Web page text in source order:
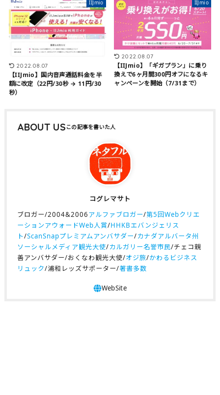
IIJmio
2022.08.07
【IIJmio】国内音声通話料金を半
額に改定（22円/30秒 → 11円/30
秒）
IIJmio
2022.08.07
【IIJmio】「ギガプラン」に乗り
換えで6ヶ月間300円オフになるキ
ャンペーンを開始（7/31まで）
ABOUT US
コグレマサト
ブロガー/2004&2006アルファブロガー/第5回Webクリエ
ーションアウォードWeb人賞/HHKBエバンジェリス
ト/ScanSnapプレミアムアンバサダー/カナダアルバータ州
ソーシャルメディア観光大使/カルガリー名誉市民/チェコ親
善アンバサダー/おくなわ観光大使/オジ旅/かわるビジネス
リュック/浦和レッズサポーター/著書多数